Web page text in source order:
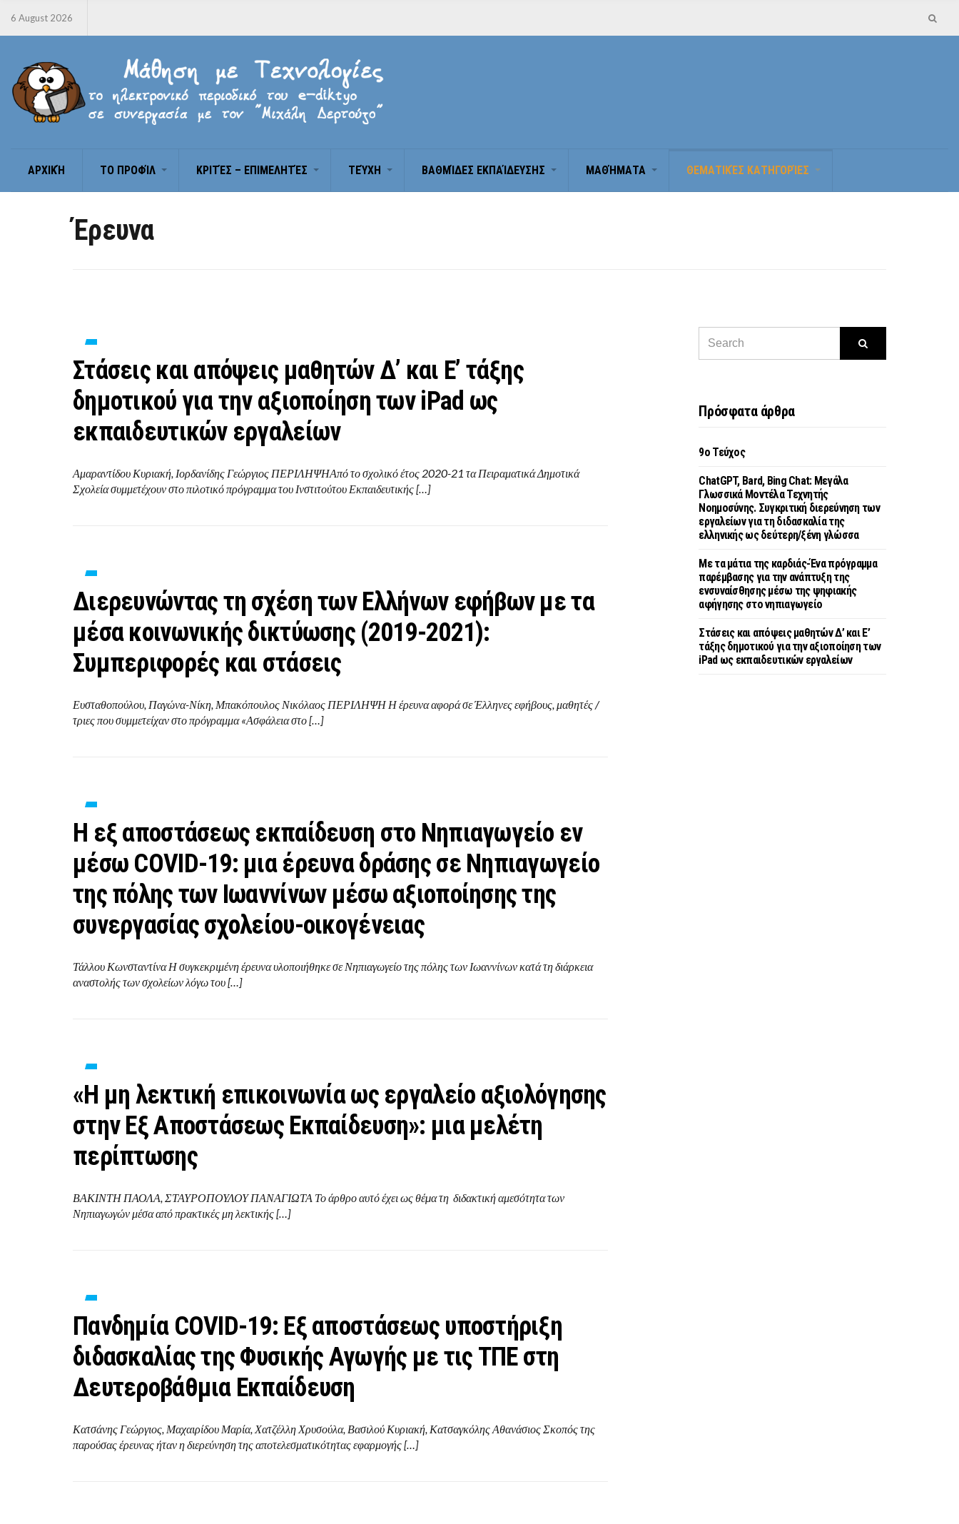
6 August 2026
ΑΡΧΙΚΉ ΤΟ ΠΡΟΦΊΛ ΚΡΙΤΈΣ – ΕΠΙΜΕΛΗΤΈΣ ΤΕΎΧΗ BΑΘΜΊΔΕΣ ΕΚΠΑΊΔΕΥΣΗΣ ΜΑΘΉΜΑΤΑ ΘΕΜΑΤΙΚΈΣ ΚΑΤΗΓΟΡΊΕΣ
Έρευνα
Στάσεις και απόψεις μαθητών Δ’ και Ε’ τάξης
δημοτικού για την αξιοποίηση των iPad ως
εκπαιδευτικών εργαλείων
Αμαραντίδου Κυριακή, Ιορδανίδης Γεώργιος ΠΕΡΙΛΗΨΗΑπό το σχολικό έτος 2020-21 τα Πειραματικά Δημοτικά
Σχολεία συμμετέχουν στο πιλοτικό πρόγραμμα του Ινστιτούτου Εκπαιδευτικής […]
Διερευνώντας τη σχέση των Ελλήνων εφήβων με τα
μέσα κοινωνικής δικτύωσης (2019-2021):
Συμπεριφορές και στάσεις
Ευσταθοπούλου, Παγώνα-Νίκη, Μπακόπουλος Νικόλαος ΠΕΡΙΛΗΨΗ Η έρευνα αφορά σε Έλληνες εφήβους, μαθητές /
τριες που συμμετείχαν στο πρόγραμμα «Ασφάλεια στο […]
Η εξ αποστάσεως εκπαίδευση στο Νηπιαγωγείο εν
μέσω COVID-19: μια έρευνα δράσης σε Νηπιαγωγείο
της πόλης των Ιωαννίνων μέσω αξιοποίησης της
συνεργασίας σχολείου-οικογένειας
Τάλλου Κωνσταντίνα Η συγκεκριμένη έρευνα υλοποιήθηκε σε Νηπιαγωγείο της πόλης των Ιωαννίνων κατά τη διάρκεια
αναστολής των σχολείων λόγω του […]
«Η μη λεκτική επικοινωνία ως εργαλείο αξιολόγησης
στην Εξ Αποστάσεως Εκπαίδευση»: μια μελέτη
περίπτωσης
ΒΑΚΙΝΤΗ ΠΑΟΛΑ, ΣΤΑΥΡΟΠΟΥΛΟΥ ΠΑΝΑΓΙΩΤΑ Το άρθρο αυτό έχει ως θέµα τη διδακτική αμεσότητα των
Νηπιαγωγών μέσα από πρακτικές μη λεκτικής […]
Πανδημία COVID-19: Εξ αποστάσεως υποστήριξη
διδασκαλίας της Φυσικής Αγωγής με τις ΤΠΕ στη
Δευτεροβάθμια Εκπαίδευση
Κατσάνης Γεώργιος, Μαχαιρίδου Μαρία, Χατζέλλη Χρυσούλα, Βασιλού Κυριακή, Κατσαγκόλης Αθανάσιος Σκοπός της
παρούσας έρευνας ήταν η διερεύνηση της αποτελεσματικότητας εφαρμογής […]
Πρόσφατα άρθρα
9o Τεύχος
ChatGPT, Bard, Bing Chat: Μεγάλα
Γλωσσικά Μοντέλα Τεχνητής
Νοημοσύνης. Συγκριτική διερεύνηση των
εργαλείων για τη διδασκαλία της
ελληνικής ως δεύτερη/ξένη γλώσσα
Με τα μάτια της καρδιάς-Ένα πρόγραμμα
παρέμβασης για την ανάπτυξη της
ενσυναίσθησης μέσω της ψηφιακής
αφήγησης στο νηπιαγωγείο
Στάσεις και απόψεις μαθητών Δ’ και Ε’
τάξης δημοτικού για την αξιοποίηση των
iPad ως εκπαιδευτικών εργαλείων